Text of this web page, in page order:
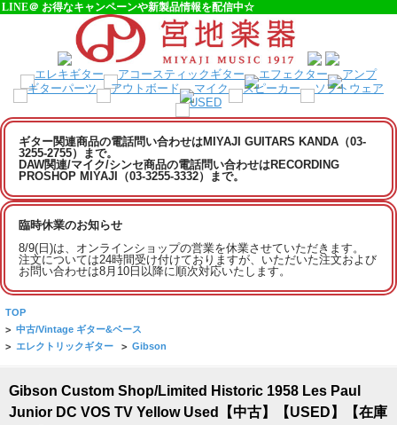
LINE＠ お得なキャンペーンや新製品情報を配信中☆
ギター関連商品の電話問い合わせはMIYAJI GUITARS KANDA（03-
3255-2755）まで。
DAW関連/マイク/シンセ商品の電話問い合わせはRECORDING
PROSHOP MIYAJI（03-3255-3332）まで。
臨時休業のお知らせ
8/9(日)は、オンラインショップの営業を休業させていただきます。
注文については24時間受け付けておりますが、いただいた注文および
お問い合わせは8月10日以降に順次対応いたします。
TOP
> 中古/Vintage ギター&ベース
> エレクトリックギター > Gibson
Gibson Custom Shop/Limited Historic 1958 Les Paul
Junior DC VOS TV Yellow Used【中古】【USED】【在庫